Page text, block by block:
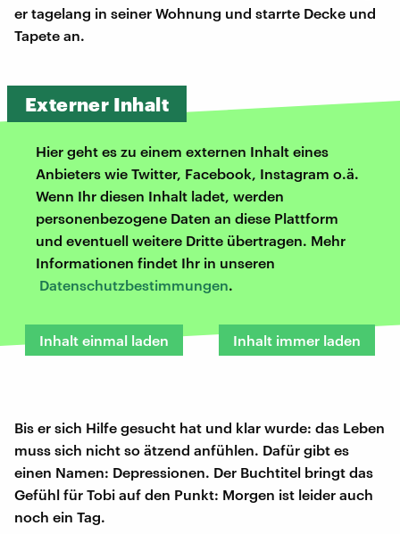
er tagelang in seiner Wohnung und starrte Decke und
Tapete an.
Externer Inhalt
Hier geht es zu einem externen Inhalt eines
Anbieters wie Twitter, Facebook, Instagram o.ä.
Wenn Ihr diesen Inhalt ladet, werden
personenbezogene Daten an diese Plattform
und eventuell weitere Dritte übertragen. Mehr
Informationen findet Ihr in unseren
Datenschutzbestimmungen.
Inhalt einmal laden Inhalt immer laden
Bis er sich Hilfe gesucht hat und klar wurde: das Leben
muss sich nicht so ätzend anfühlen. Dafür gibt es
einen Namen: Depressionen. Der Buchtitel bringt das
Gefühl für Tobi auf den Punkt: Morgen ist leider auch
noch ein Tag.